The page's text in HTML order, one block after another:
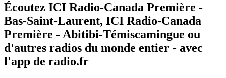
Écoutez ICI Radio-Canada Première -
Bas-Saint-Laurent, ICI Radio-Canada
Première - Abitibi-Témiscamingue ou
d'autres radios du monde entier - avec
l'app de radio.fr